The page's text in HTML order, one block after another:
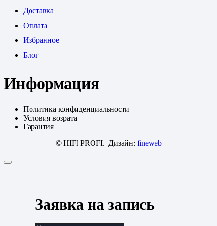
Доставка
Оплата
Избранное
Блог
Информация
Политика конфиденциальности
Условия возрата
Гарантия
© HIFI PROFI. Дизайн: fineweb
Заявка на запись